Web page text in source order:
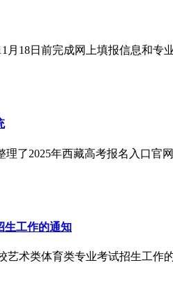
18日前完成网上填报信息和
了2025年西藏高考报名入口
生工作的通知
艺术类体育类专业考试招生工作